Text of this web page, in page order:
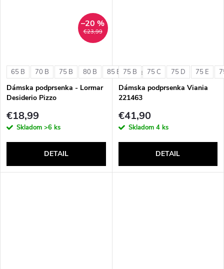
€23,99
–20 %
65 B 70 B 75 B 80 B 85 B + ďalšie
Dámska podprsenka - Lormar
Desiderio Pizzo
€18,99
Skladom >6 ks
DETAIL
75 B 75 C 75 D 75 E
Dámska podprsenka Viania
221463
€41,90
Skladom 4 ks
DETAIL